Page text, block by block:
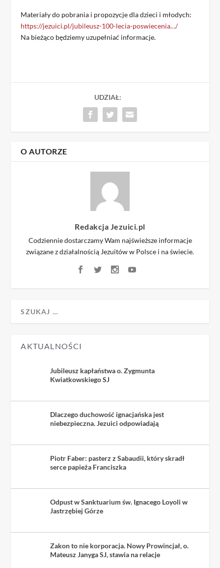
Materiały do pobrania i propozycje dla dzieci i młodych:
https://jezuici.pl/jubileusz-100-lecia-poswiecenia…/
Na bieżąco będziemy uzupełniać informacje.
UDZIAŁ:
O AUTORZE
Redakcja Jezuici.pl
Codziennie dostarczamy Wam najświeższe informacje
związane z działalnością Jezuitów w Polsce i na świecie.
AKTUALNOŚCI
Jubileusz kapłaństwa o. Zygmunta
Kwiatkowskiego SJ
Dlaczego duchowość ignacjańska jest
niebezpieczna. Jezuici odpowiadają
Piotr Faber: pasterz z Sabaudii, który skradł
serce papieża Franciszka
Odpust w Sanktuarium św. Ignacego Loyoli w
Jastrzębiej Górze
Zakon to nie korporacja. Nowy Prowincjał, o.
Mateusz Janyga SJ, stawia na relacje